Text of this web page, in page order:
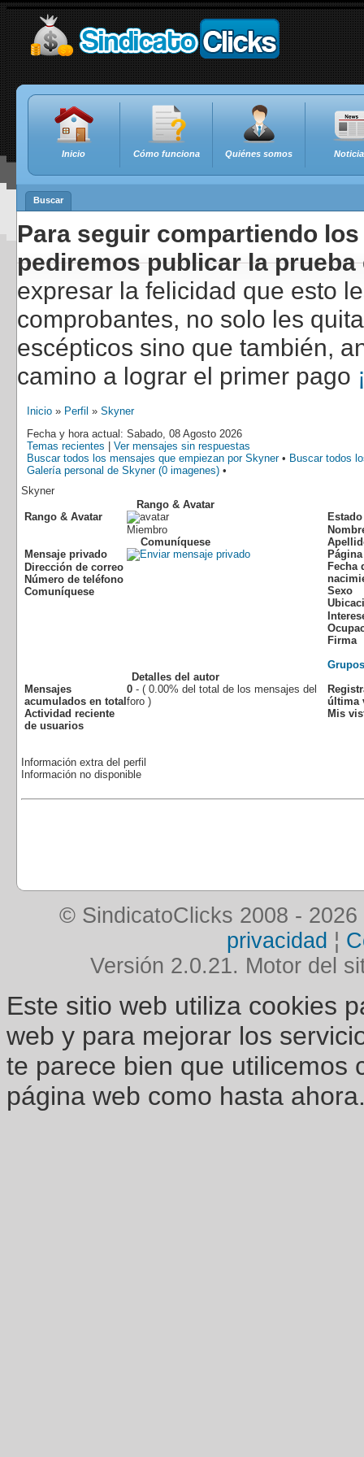
Inicio Cómo funciona Quiénes somos
Buscar
Para seguir compartiendo
pediremos publicar la
expresar la felicidad que esto
comprobantes, no solo les
escépticos sino que también,
camino a lograr el primer pago
Inicio » Perfil » Skyner
Fecha y hora actual: Sabado, 08 Agosto 2026
Temas recientes
Ver mensajes sin respuestas
Buscar todos los mensajes que empiezan por Skyner• Buscar todos
Galería personal de Skyner (0 imagenes) •
Skyner
Rango & Avatar
Rango & Avatar
Miembro
Comuníquese
Mensaje privado
Dirección de correo
Número de teléfono
Comuníquese
Estado
Fecha
Sexo
Firma
Grupos
Detalles del autor
Mensajes
acumulados en total
0 - ( 0.00% del total de los mensajes del
foro )
Actividad reciente
de usuarios
última
Mis
Información extra del perfil
Información no disponible
© SindicatoClicks 2008 - 2026
privacidad ¦
Versión 2.0.21. Motor del
Este sitio web utiliza cookies
web y para mejorar los
te parece bien que utilicemos
página web como hasta